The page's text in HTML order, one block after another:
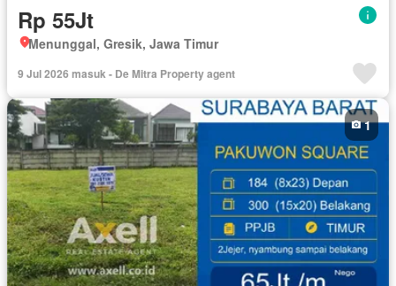
Rp 55Jt
Menunggal, Gresik, Jawa Timur
9 Jul 2026 masuk - De Mitra Property agent
1